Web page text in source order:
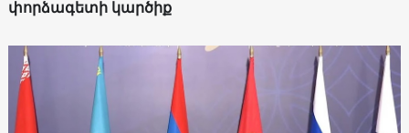
փորձագետի կարծիք